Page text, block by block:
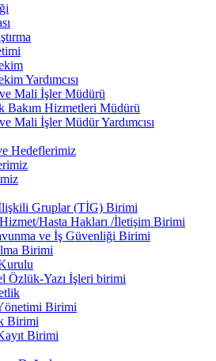
Yardımcısı
Mali İşler Müdürü
Bakım Hizmetleri Müdürü
Mali İşler Müdür Yardımcısı
Hedeflerimiz
Gruplar (TİG) Birimi
Hasta Hakları /İletişim Birimi
ve İş Güvenliği Birimi
Birimi
Özlük-Yazı İşleri birimi
Birimi
Birimi
Birimi